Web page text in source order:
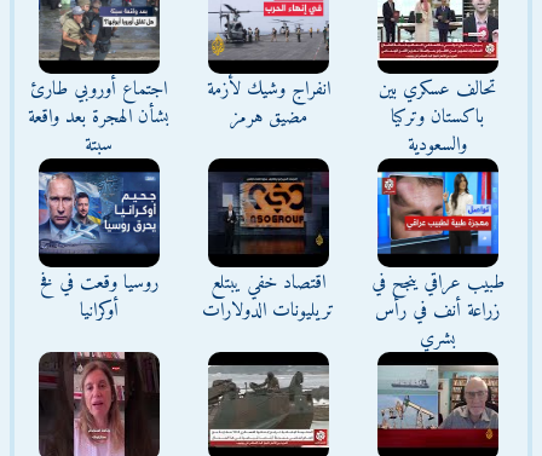
تحالف عسكري بين
باكستان وتركيا
والسعودية
انفراج وشيك لأزمة
مضيق هرمز
اجتماع أوروبي طارئ
بشأن الهجرة بعد واقعة
سبتة
طبيب عراقي ينجح في
زراعة أنف في رأس
بشري
اقتصاد خفي يبتلع
تريليونات الدولارات
روسيا وقعت في فخ
أوكرانيا